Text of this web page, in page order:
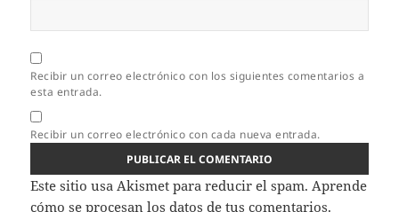
Recibir un correo electrónico con los siguientes comentarios a
esta entrada.
Recibir un correo electrónico con cada nueva entrada.
Este sitio usa Akismet para reducir el spam.Aprende
cómo se procesan los datos de tus comentarios.